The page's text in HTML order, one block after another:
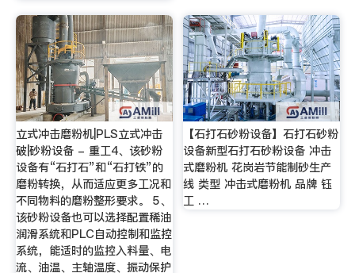
立式冲击磨粉机|PLS立式冲击
破|砂粉设备 - 重工4、该砂粉
设备有“石打石”和“石打铁”的
磨粉转换，从而适应更多工况和
不同物料的磨粉整形要求。 5、
该砂粉设备也可以选择配置稀油
润滑系统和PLC自动控制和监控
系统，能适时的监控入料量、电
流、油温、主轴温度、振动保护
【石打石砂粉设备】石打石砂粉
设备新型石打石砂粉设备 冲击
式磨粉机 花岗岩节能制砂生产
线 类型 冲击式磨粉机 品牌 钰
工 …